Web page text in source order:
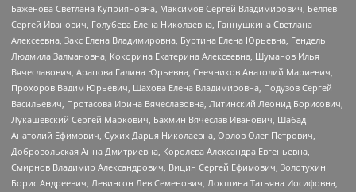
Баженова Светлана Куприяновна, Максимов Сергей Владимирович, Беляев
Сергей Иванович, Голубева Елена Николаевна, Ганнушкина Светлана
Алексеевна, Закс Елена Владимировна, Буртина Елена Юрьевна, Гендель
Людмила Залмановна, Кокорина Екатерина Алексеевна, Шуманов Илья
Вячеславович, Арапова Галина Юрьевна, Свечников Анатолий Мариевич,
Прохоров Вадим Юрьевич, Шахова Елена Владимировна, Подузов Сергей
Васильевич, Протасова Ирина Вячеславовна, Литинский Леонид Борисович,
Лукашевский Сергей Маркович, Бахмин Вячеслав Иванович, Шабад
Анатолий Ефимович, Сухих Дарья Николаевна, Орлов Олег Петрович,
Добровольская Анна Дмитриевна, Королева Александра Евгеньевна,
Смирнов Владимир Александрович, Вицин Сергей Ефимович, Золотухин
Борис Андреевич, Левинсон Лев Семенович, Локшина Татьяна Иосифовна,